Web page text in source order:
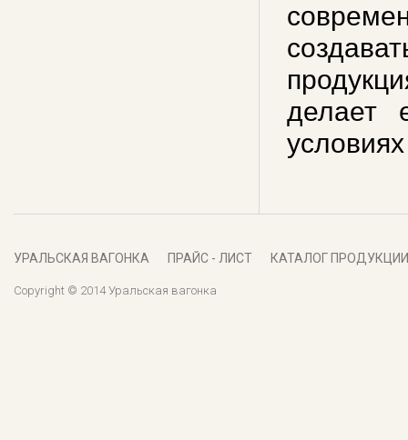
делает
УРАЛЬСКАЯ ВАГОНКА ПРАЙС - ЛИСТ КАТАЛОГ ПРОДУКЦИИ
Copyright © 2014 Уральская вагонка